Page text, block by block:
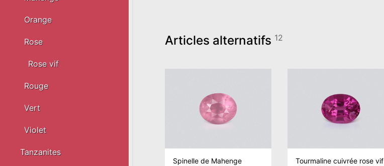
Articles alternatifs 12
Spinelle de Mahenge
Tourmaline cuivrée rose vif
Orange
Rose
Rose vif
Rouge
Vert
Violet
Tanzanites